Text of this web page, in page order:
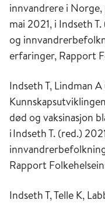
innvandrere i
mai 2021, i Indseth
og
erfaringer, Rapport
Indseth T, Lindman
død og vaksinasjon
i Indseth T. (red.)
Rapport
Indseth T, Telle K,